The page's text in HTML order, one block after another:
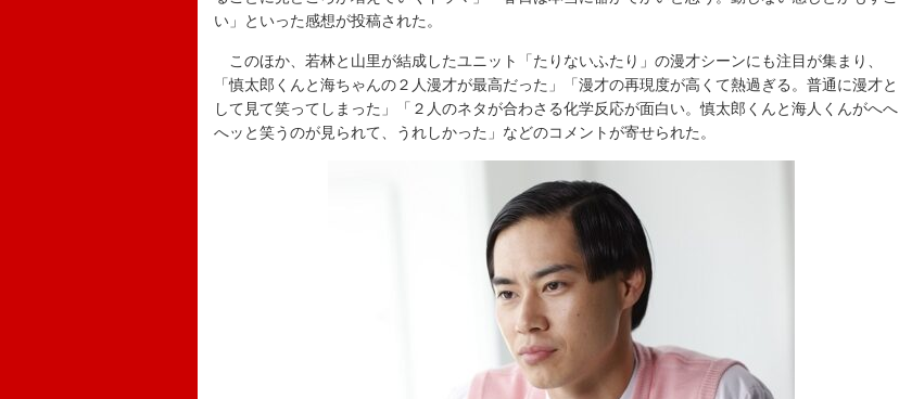
い」といった感想が投稿された。
このほか、若林と山里が結成したユニット「たりないふたり」の漫才シーンにも注目が集まり、
「慎太郎くんと海ちゃんの２人漫才が最高だった」「漫才の再現度が高くて熱過ぎる。普通に漫才と
して見て笑ってしまった」「２人のネタが合わさる化学反応が面白い。慎太郎くんと海人くんがへへ
へッと笑うのが見られて、うれしかった」などのコメントが寄せられた。